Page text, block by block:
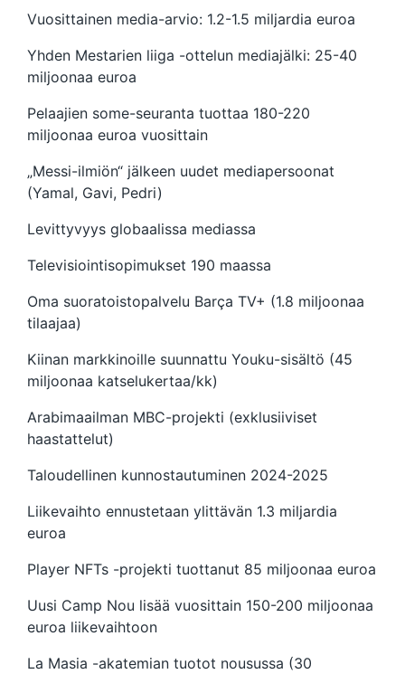
Vuosittainen media-arvio: 1.2-1.5 miljardia euroa
Yhden Mestarien liiga -ottelun mediajälki: 25-40
miljoonaa euroa
Pelaajien some-seuranta tuottaa 180-220
miljoonaa euroa vuosittain
„Messi-ilmiön“ jälkeen uudet mediapersoonat
(Yamal, Gavi, Pedri)
Levittyvyys globaalissa mediassa
Televisiointisopimukset 190 maassa
Oma suoratoistopalvelu Barça TV+ (1.8 miljoonaa
tilaajaa)
Kiinan markkinoille suunnattu Youku-sisältö (45
miljoonaa katselukertaa/kk)
Arabimaailman MBC-projekti (exklusiiviset
haastattelut)
Taloudellinen kunnostautuminen 2024-2025
Liikevaihto ennustetaan ylittävän 1.3 miljardia
euroa
Player NFTs -projekti tuottanut 85 miljoonaa euroa
Uusi Camp Nou lisää vuosittain 150-200 miljoonaa
euroa liikevaihtoon
La Masia -akatemian tuotot nousussa (30